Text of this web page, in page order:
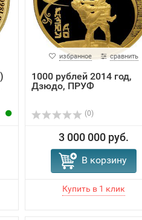
избранное сравнить
1000 рублей 2014 год,
Дзюдо, ПРУФ
(0)
3 000 000 руб.
В корзину